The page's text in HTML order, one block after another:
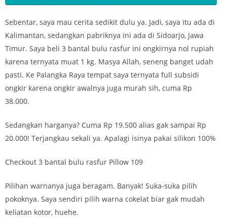
Sebentar, saya mau cerita sedikit dulu ya. Jadi, saya itu ada di
Kalimantan, sedangkan pabriknya ini ada di Sidoarjo, Jawa
Timur. Saya beli 3 bantal bulu rasfur ini ongkirnya nol rupiah
karena ternyata muat 1 kg. Masya Allah, seneng banget udah
pasti. Ke Palangka Raya tempat saya ternyata full subsidi
ongkir karena ongkir awalnya juga murah sih, cuma Rp
38.000.
Sedangkan harganya? Cuma Rp 19.500 alias gak sampai Rp
20.000! Terjangkau sekali ya. Apalagi isinya pakai silikon 100%
Checkout 3 bantal bulu rasfur Pillow 109
Pilihan warnanya juga beragam. Banyak! Suka-suka pilih
pokoknya. Saya sendiri pilih warna cokelat biar gak mudah
keliatan kotor, huehe.